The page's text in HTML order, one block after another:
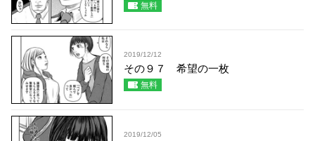
無料
2019/12/12
その９７ 希望の一枚
無料
2019/12/05